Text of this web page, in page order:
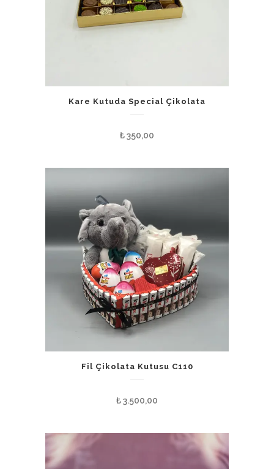
Kare Kutuda Special Çikolata
₺350,00
Fil Çikolata Kutusu C110
₺3.500,00